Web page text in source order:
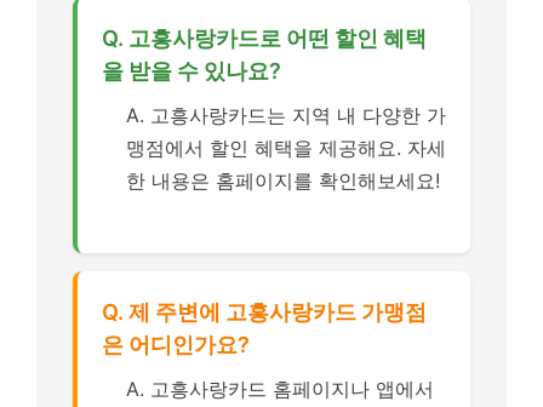
Q. 고흥사랑카드로 어떤 할인 혜택
을 받을 수 있나요?
A. 고흥사랑카드는 지역 내 다양한 가
맹점에서 할인 혜택을 제공해요. 자세
한 내용은 홈페이지를 확인해보세요!
Q. 제 주변에 고흥사랑카드 가맹점
은 어디인가요?
A. 고흥사랑카드 홈페이지나 앱에서